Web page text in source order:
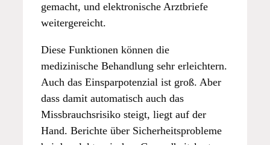
gemacht, und elektronische Arztbriefe
weitergereicht.
Diese Funktionen können die
medizinische Behandlung sehr erleichtern.
Auch das Einsparpotenzial ist groß. Aber
dass damit automatisch auch das
Missbrauchsrisiko steigt, liegt auf der
Hand. Berichte über Sicherheitsprobleme